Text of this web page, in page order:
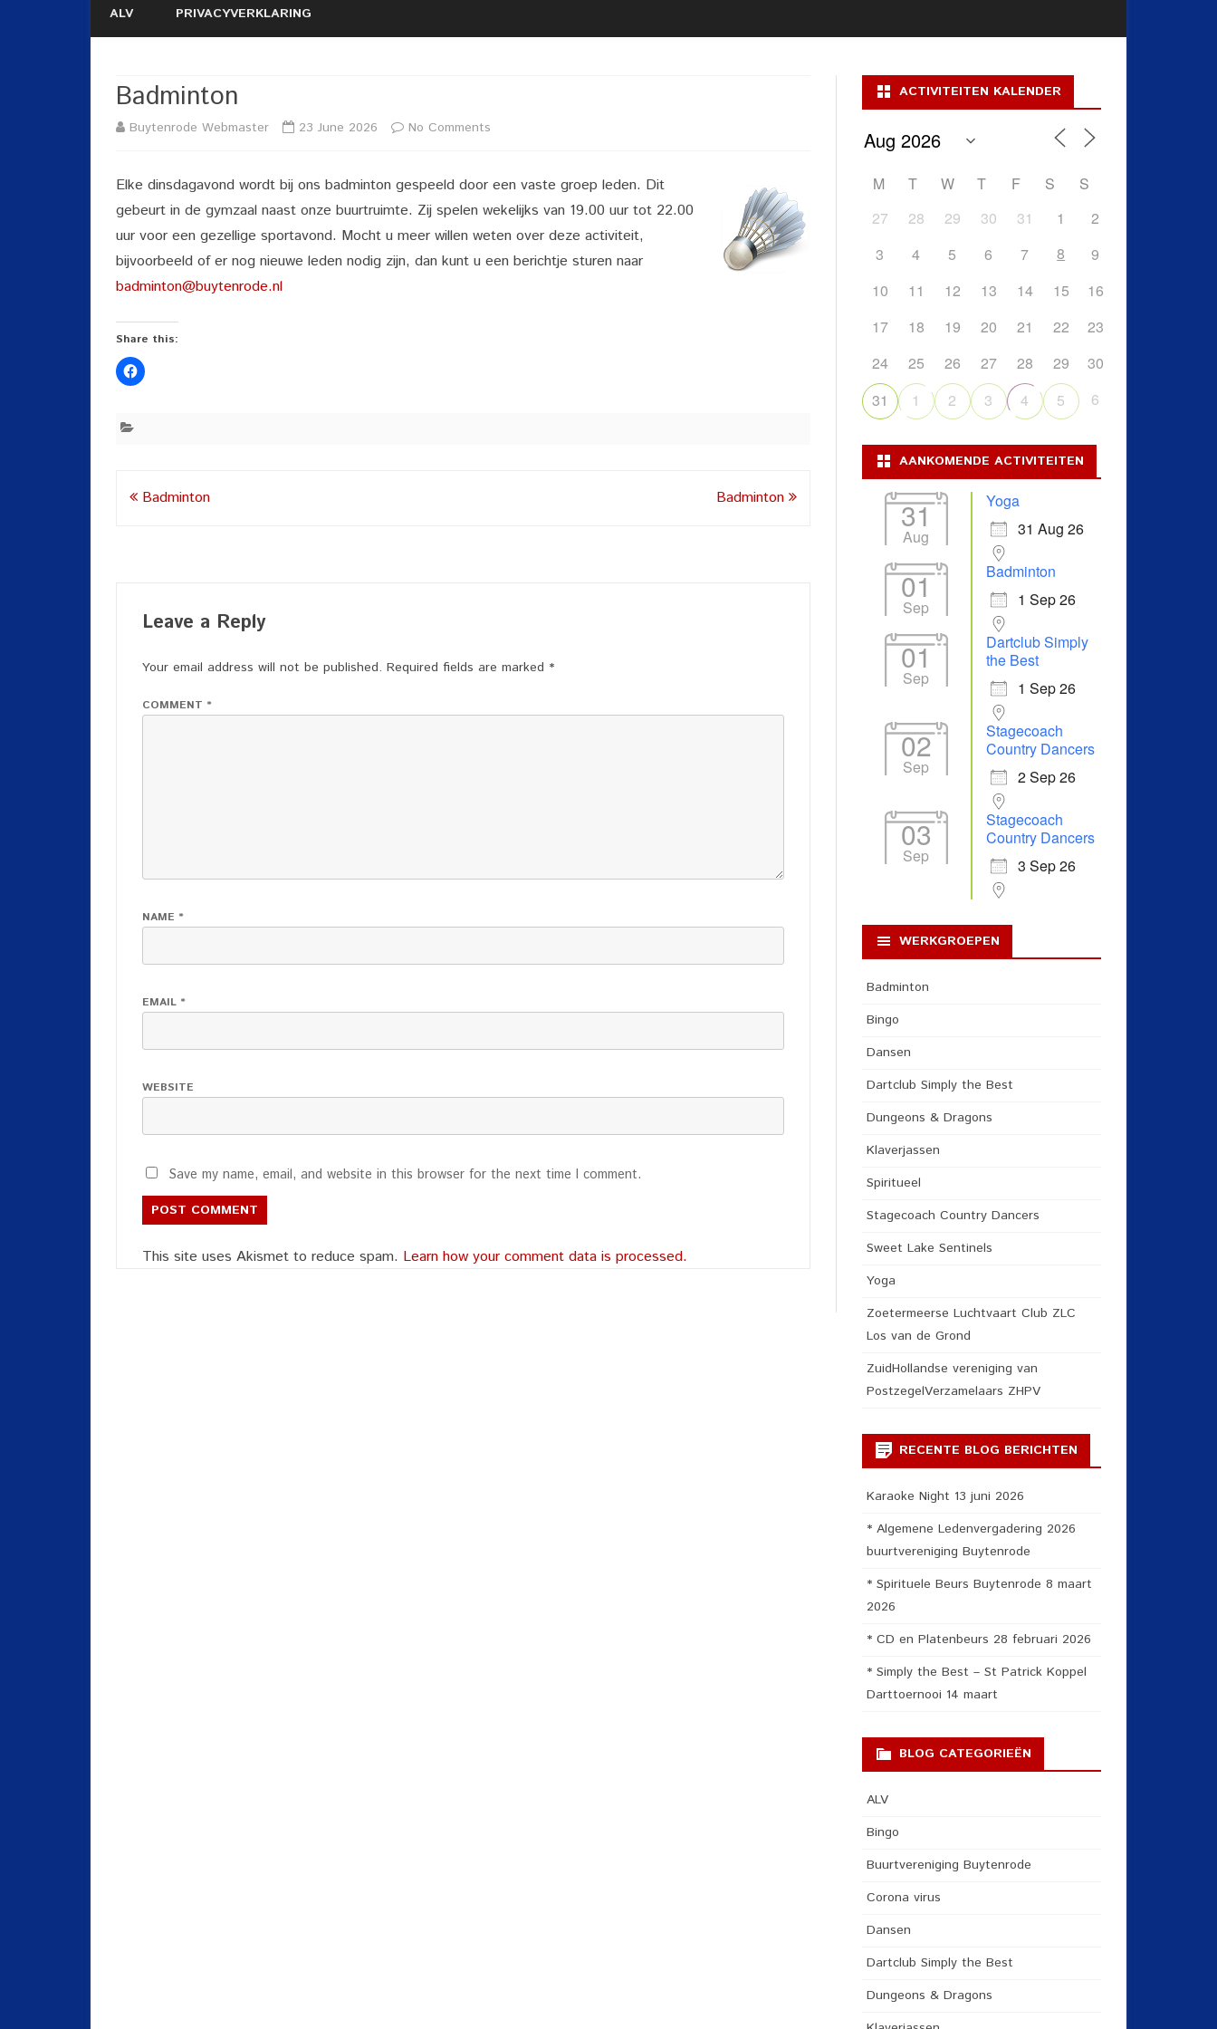
2020 02 29 KOPPEL
ALV PRIVACYVERKLARING
Badminton
Buytenrode Webmaster 23 June 2026 No Comments
Elke dinsdagavond wordt bij ons badminton gespeeld door een vaste groep leden. Dit
gebeurt in de gymzaal naast onze buurtruimte. Zij spelen wekelijks van 19.00 uur tot 22.00
uur voor een gezellige sportavond. Mocht u meer willen weten over deze activiteit,
bijvoorbeeld of er nog nieuwe leden nodig zijn, dan kunt u een berichtje sturen naar
badminton@buytenrode.nl
Share this:
PostBadminton Badminton
Leave a Reply
Your email address will not be published. Required fields are marked *
COMMENT *
NAME *
EMAIL *
WEBSITE
Save my name, email, and website in this browser for the next time I comment.
This site uses Akismet to reduce spam. Learn how your comment data is processed.
ACTIVITEITEN KALENDER
M T W T F S
S
27
28 29 30 31 1
2
3
4 5 6 7 8
9
10
11 12 13 14 15
16
17
18 19 20 21 22
23
24
25 26 27 28 29
30
31
1 2 3 4 5 6
AANKOMENDE ACTIVITEITEN
31
Aug
Yoga
31 Aug 26
01
Sep
Badminton
1 Sep 26
01
Sep
Dartclub Simply
the Best
1 Sep 26
02
Sep
Stagecoach
Country Dancers
2 Sep 26
03
Sep
Stagecoach
Country Dancers
3 Sep 26
WERKGROEPEN
Badminton
Bingo
Dansen
Dartclub Simply the Best
Dungeons & Dragons
Klaverjassen
Spiritueel
Stagecoach Country Dancers
Sweet Lake Sentinels
Yoga
Zoetermeerse Luchtvaart Club ZLC
Los van de Grond
ZuidHollandse vereniging van
PostzegelVerzamelaars ZHPV
RECENTE BLOG BERICHTEN
Karaoke Night 13 juni 2026
* Algemene Ledenvergadering 2026
buurtvereniging Buytenrode
* Spirituele Beurs Buytenrode 8 maart
2026
* CD en Platenbeurs 28 februari 2026
* Simply the Best – St Patrick Koppel
Darttoernooi 14 maart
BLOG CATEGORIEËN
ALV
Bingo
Buurtvereniging Buytenrode
Corona virus
Dansen
Dartclub Simply the Best
Dungeons & Dragons